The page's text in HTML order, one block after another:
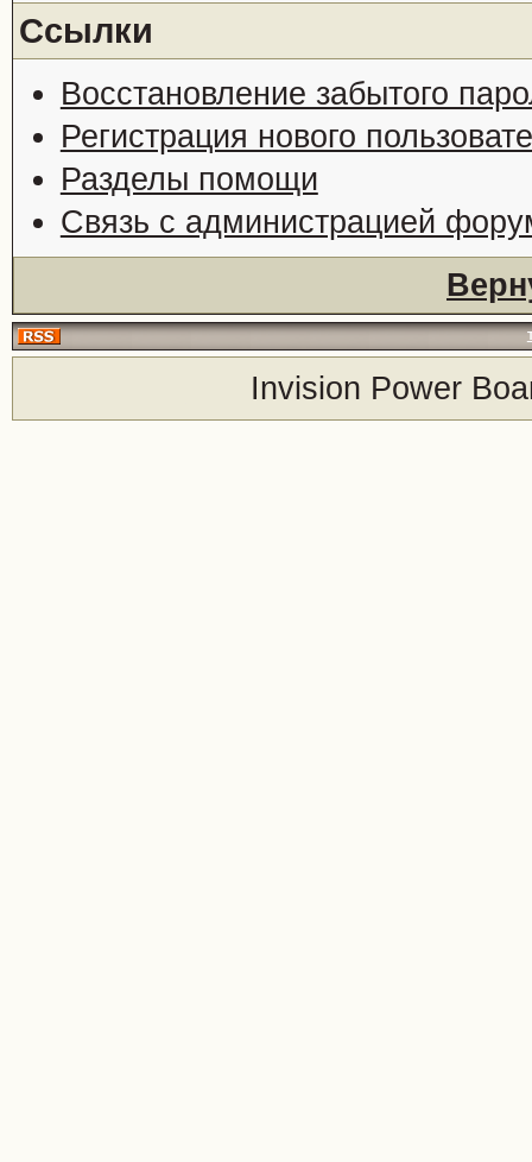
Ссылки
Восстановление забытого
Регистрация нового
Разделы помощи
Связь с администрацией
Invision Power